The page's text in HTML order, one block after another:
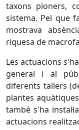
taxons pioners,
sistema. Pel que
mostrava
riquesa de
Les actuacions
general i al
diferents tallers
plantes
també s'ha
actuacions